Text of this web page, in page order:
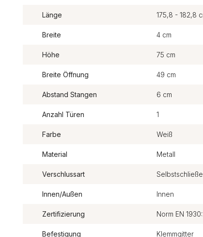
Länge 175,8 - 182,8
Breite 4 cm
Höhe 75 cm
Breite Öffnung 49 cm
Abstand Stangen 6 cm
Anzahl Türen 1
Farbe Weiß
Material Metall
Verschlussart
Innen/Außen Innen
Zertifizierung Norm EN
Befestigung Klemmgitter